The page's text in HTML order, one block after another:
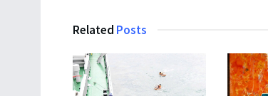
Related Posts